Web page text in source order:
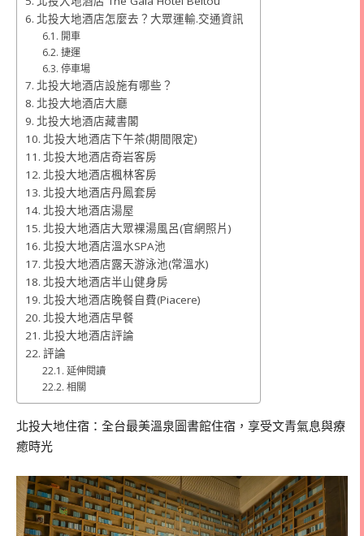
北投大地酒店怎麼去？大眾運輸.交通資訊
開車
捷運
停車場
北投大地酒店設施有哪些？
北投大地酒店大廳
北投大地酒店藏書閣
北投大地酒店下午茶(期間限定)
北投大地酒店奇岩客房
北投大地酒店楓林客房
北投大地酒店丹鳳套房
北投大地酒店湯屋
北投大地酒店大眾裸湯風呂(官網照片)
北投大地酒店溫水SPA池
北投大地酒店露天游泳池(常溫水)
北投大地酒店半山健身房
北投大地酒店晚餐自費(Piacere)
北投大地酒店早餐
北投大地酒店評論
評論
延伸閱讀
相關
北投大地住宿：全台最美溫泉圖書館住宿，享受文青氣息與療
癒時光